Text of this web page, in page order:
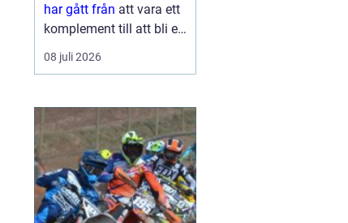
har gått från att vara ett
komplement till att bli en
central del i hur företag
växer, bygger förtroende
08 juli 2026